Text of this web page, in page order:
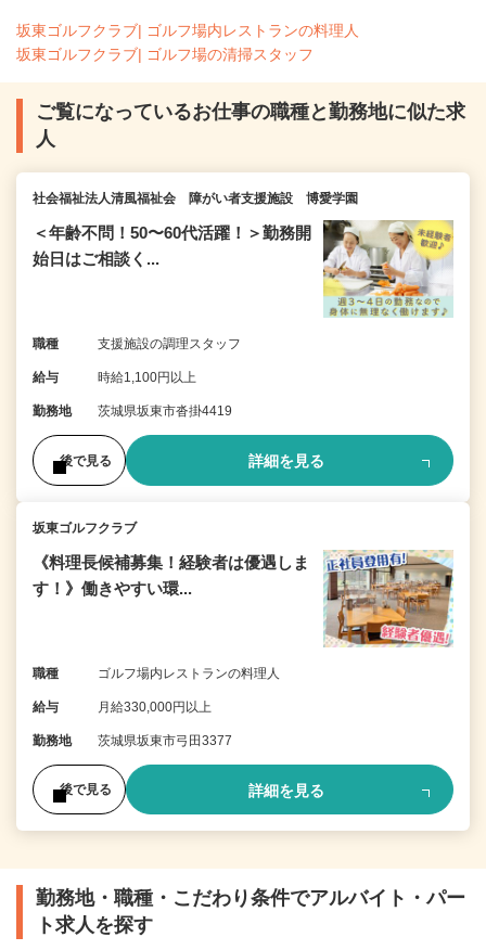
坂東ゴルフクラブ| ゴルフ場内レストランの料理人
坂東ゴルフクラブ| ゴルフ場の清掃スタッフ
ご覧になっているお仕事の職種と勤務地に似た求
人
社会福祉法人清風福祉会 障がい者支援施設 博愛学園
＜年齢不問！50〜60代活躍！＞勤務開
始日はご相談く...
職種 支援施設の調理スタッフ
給与 時給1,100円以上
勤務地 茨城県坂東市沓掛4419
後で見る 詳細を見る
坂東ゴルフクラブ
《料理長候補募集！経験者は優遇しま
す！》働きやすい環...
職種 ゴルフ場内レストランの料理人
給与 月給330,000円以上
勤務地 茨城県坂東市弓田3377
後で見る 詳細を見る
勤務地・職種・こだわり条件でアルバイト・パー
ト求人を探す